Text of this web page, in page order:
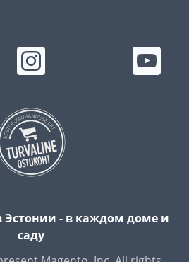
- в каждом доме и
саду